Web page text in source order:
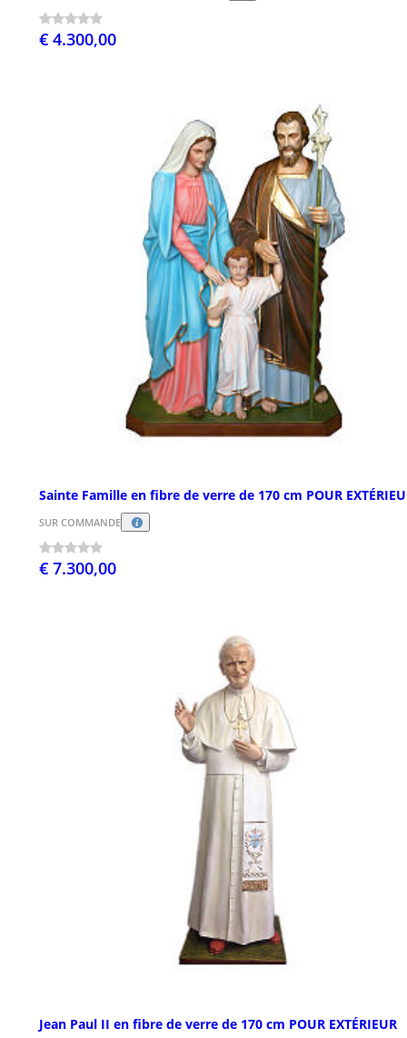
€ 4.300,00
Sainte Famille en fibre de verre de 170 cm POUR
SUR COMMANDE
€ 7.300,00
Jean Paul II en fibre de verre de 170 cm POUR EXTÉRIEUR